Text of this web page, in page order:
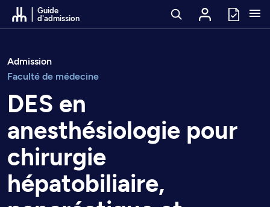
Passer au contenu
Guide
d'admission
Admission
Faculté de médecine
DES en
anesthésiologie pour
chirurgie
hépatobiliaire,